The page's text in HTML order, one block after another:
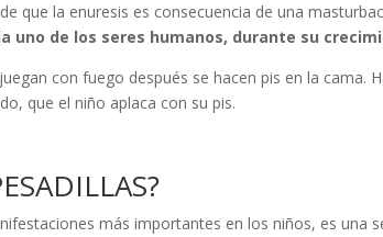
que la enuresis es consecuencia de una
uno de los seres humanos, durante su
con fuego después se hacen pis en la
que el niño aplaca con su pis.
más importantes en los niños, es